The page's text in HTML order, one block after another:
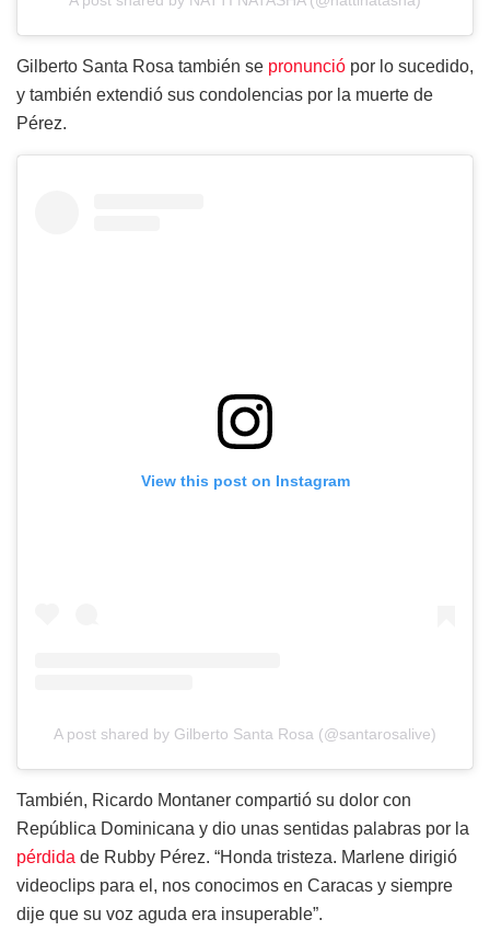
Gilberto Santa Rosa también se pronunció por lo sucedido,
y también extendió sus condolencias por la muerte de
Pérez.
View this post on Instagram
A post shared by Gilberto Santa Rosa (@santarosalive)
También, Ricardo Montaner compartió su dolor con
República Dominicana y dio unas sentidas palabras por la
pérdida de Rubby Pérez. “Honda tristeza. Marlene dirigió
videoclips para el, nos conocimos en Caracas y siempre
dije que su voz aguda era insuperable”.